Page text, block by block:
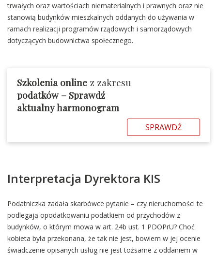
trwałych oraz wartościach niematerialnych i prawnych oraz nie
stanowią budynków mieszkalnych oddanych do używania w
ramach realizacji programów rządowych i samorządowych
dotyczących budownictwa społecznego.
Szkolenia online z zakresu
podatków – Sprawdź
aktualny harmonogram
SPRAWDŹ
Interpretacja Dyrektora KIS
Podatniczka zadała skarbówce pytanie – czy nieruchomości te
podlegają opodatkowaniu podatkiem od przychodów z
budynków, o którym mowa w art. 24b ust. 1 PDOPrU? Choć
kobieta była przekonana, że tak nie jest, bowiem w jej ocenie
świadczenie opisanych usług nie jest tożsame z oddaniem w